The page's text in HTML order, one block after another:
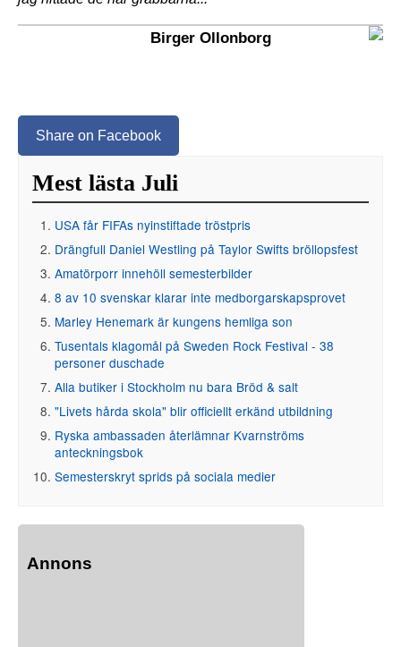
Birger Ollonborg
Share on Facebook
Mest lästa Juli
USA får FIFAs nyinstiftade tröstpris
Drängfull Daniel Westling på Taylor Swifts bröllopsfest
Amatörporr innehöll semesterbilder
8 av 10 svenskar klarar inte medborgarskapsprovet
Marley Henemark är kungens hemliga son
Tusentals klagomål på Sweden Rock Festival - 38
personer duschade
Alla butiker i Stockholm nu bara Bröd & salt
"Livets hårda skola" blir officiellt erkänd utbildning
Ryska ambassaden återlämnar Kvarnströms
anteckningsbok
Semesterskryt sprids på sociala medier
Annons